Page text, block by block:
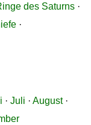
des Saturns ·
·
· Juli · August·